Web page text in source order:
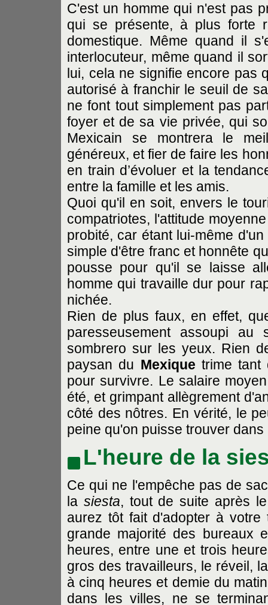
C'est un homme qui n'est pas
qui se présente, à plus forte
domestique. Même quand il
interlocuteur, même quand il
lui, cela ne signifie encore pas
autorisé à franchir le seuil de
ne font tout simplement pas
foyer et de sa vie privée, qui
Mexicain se montrera le
généreux, et fier de faire les
en train d’évoluer et la
entre la famille et les amis.
Quoi qu'il en soit, envers le
compatriotes, l'attitude
probité, car étant lui-même
simple d'être franc et honnête
pousse pour qu'il se laisse
homme qui travaille dur pour
nichée.
Rien de plus faux, en effet,
paresseusement assoupi
sombrero sur les yeux. Rien
paysan du Mexique trime tant
pour survivre. Le salaire
été, et grimpant allègrement
côté des nôtres. En vérité, le
peine qu'on puisse trouver dans
L'heure de la
Ce qui ne l'empêche pas de
la siesta, tout de suite après
aurez tôt fait d'adopter à
grande majorité des bureaux
heures, entre une et trois
gros des travailleurs, le réveil,
à cinq heures et demie du
dans les villes, ne se